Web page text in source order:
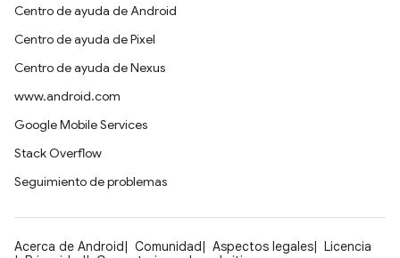
Centro de ayuda de Android
Centro de ayuda de Pixel
Centro de ayuda de Nexus
www.android.com
Google Mobile Services
Stack Overflow
Seguimiento de problemas
Acerca de Android Comunidad Aspectos legales
Licencia